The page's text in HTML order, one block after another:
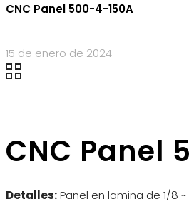
CNC Panel 500-4-150A
15 de enero de 2024
CNC Panel
Detalles:Panel en lamina de 1/8